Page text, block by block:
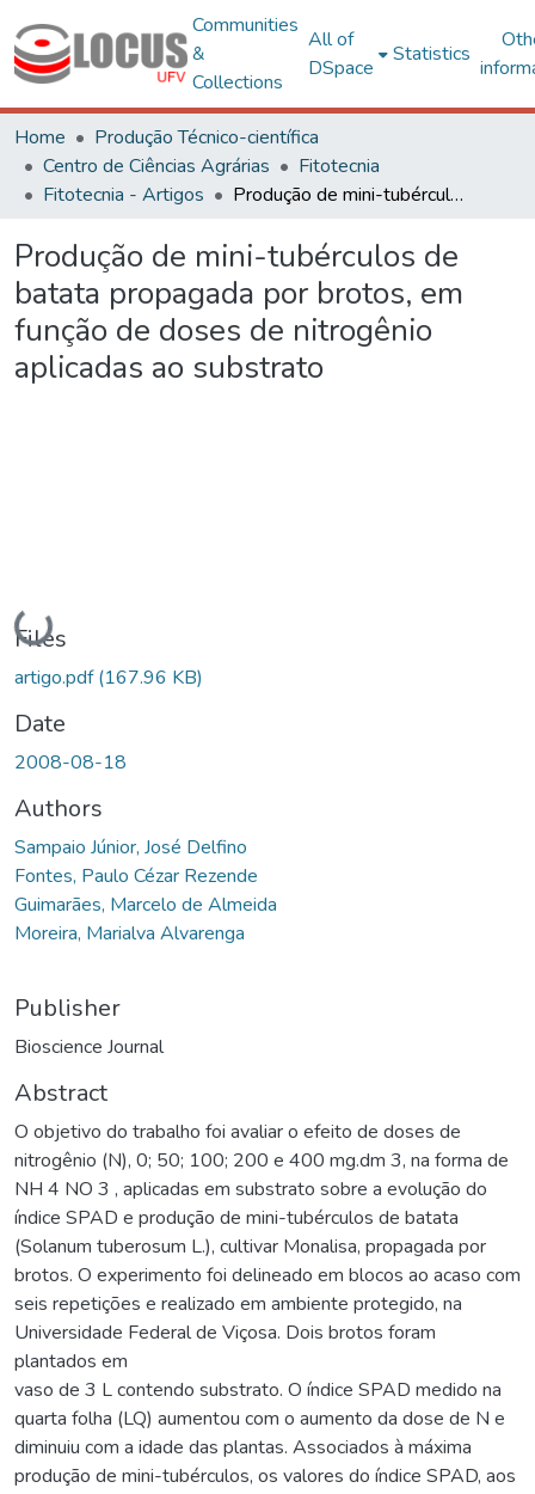
Communities
&
Collections
All of
DSpace
Statistics
Home
Produção Técnico-científica
Centro de Ciências Agrárias
Fitotecnia
Fitotecnia - Artigos
Produção de mini-tubérculos de batata propagada por brotos, em função de doses de nitrogênio aplicadas ao substrato
Produção de mini-tubérculos de
batata propagada por brotos, em
função de doses de nitrogênio
aplicadas ao substrato
Loading...
Files
artigo.pdf(167.96 KB)
Date
2008-08-18
Authors
Sampaio Júnior, José Delfino
Fontes, Paulo Cézar Rezende
Guimarães, Marcelo de Almeida
Moreira, Marialva Alvarenga
Publisher
Bioscience Journal
Abstract
O objetivo do trabalho foi avaliar o efeito de doses de
nitrogênio (N), 0; 50; 100; 200 e 400 mg.dm 3, na forma de
NH 4 NO 3 , aplicadas em substrato sobre a evolução do
índice SPAD e produção de mini-tubérculos de batata
(Solanum tuberosum L.), cultivar Monalisa, propagada por
brotos. O experimento foi delineado em blocos ao acaso com
seis repetições e realizado em ambiente protegido, na
Universidade Federal de Viçosa. Dois brotos foram
plantados em
vaso de 3 L contendo substrato. O índice SPAD medido na
quarta folha (LQ) aumentou com o aumento da dose de N e
diminuiu com a idade das plantas. Associados à máxima
produção de mini-tubérculos, os valores do índice SPAD, aos